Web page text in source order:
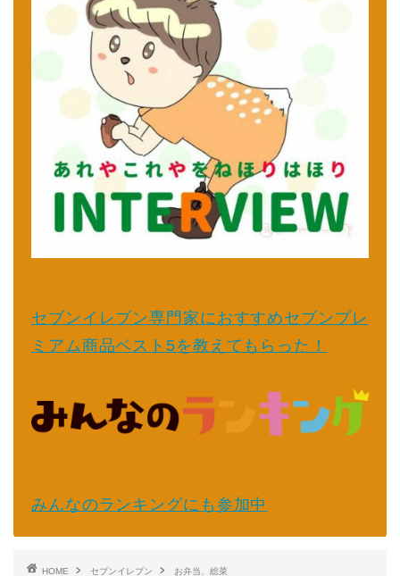
セブンイレブン専門家におすすめセブンプレ
ミアム商品ベスト5を教えてもらった！
みんなのランキングにも参加中
HOME セブンイレブン お弁当、総菜